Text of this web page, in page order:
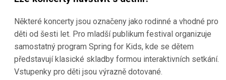
Některé koncerty jsou označeny jako rodinné a vhodné pro
děti od šesti let. Pro mladší publikum festival organizuje
samostatný program Spring for Kids, kde se dětem
představují klasické skladby formou interaktivních setkání.
Vstupenky pro děti jsou výrazně dotované.